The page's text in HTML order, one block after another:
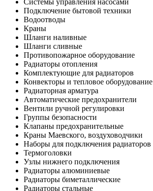
Системы управления насосами
Подключение бытовой техники
Водоотводы
Краны
Шланги наливные
Шланги сливные
Противопожарное оборудование
Радиаторы отопления
Комплектующие для радиаторов
Конвекторы и тепловое оборудование
Радиаторная арматура
Автоматические предохранители
Вентили ручной регулировки
Группы безопасности
Клапаны предохранительные
Краны Маевского, воздуховодчики
Наборы для подключения радиаторов
Термоголовки
Узлы нижнего подключения
Радиаторы алюминиевые
Радиаторы биметаллические
Радиаторы стальные